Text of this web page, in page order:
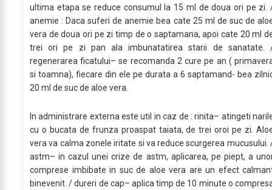
ultima etapa se reduce consumul la 15 ml de doua ori pe zi.
anemie : Daca suferi de anemie bea cate 25 ml de suc de
vera de doua ori pe zi timp de o saptamana, apoi cate 20 ml
trei ori pe zi pan ala imbunatatirea starii de sanatate.
regenerarea ficatului– se recomanda 2 cure pe an (
si toamna), fiecare din ele pe durata a 6 saptamand- bea
20 ml de suc de aloe vera.
In administrare externa este util in caz de : rinita– atingeti
cu o bucata de frunza proaspat taiata, de trei oroi pe zi.
vera va calma zonele iritate si va reduce scurgerea mu­cusului.
astm– in cazul unei crize de astm, aplicarea, pe piept, a
comprese imbibate in suc de aloe vera are un efect
binevenit. / dureri de cap– aplica timp de 10 minute o